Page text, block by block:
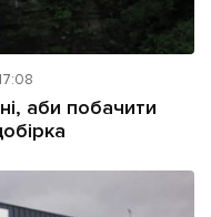
аби побачити